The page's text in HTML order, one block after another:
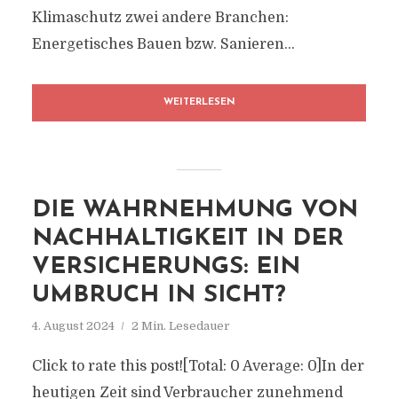
Klimaschutz zwei andere Branchen:
Energetisches Bauen bzw. Sanieren...
WEITERLESEN
DIE WAHRNEHMUNG VON
NACHHALTIGKEIT IN DER
VERSICHERUNGS: EIN
UMBRUCH IN SICHT?
4. August 2024 2 Min. Lesedauer
Click to rate this post![Total: 0 Average: 0]In der
heutigen Zeit sind Verbraucher zunehmend